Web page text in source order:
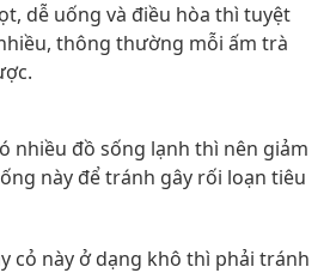
dễ uống và điều hòa thì tuyệt
thông thường mỗi ấm trà
nhiều đồ sống lạnh thì nên giảm
này để tránh gây rối loạn tiêu
cỏ này ở dạng khô thì phải tránh